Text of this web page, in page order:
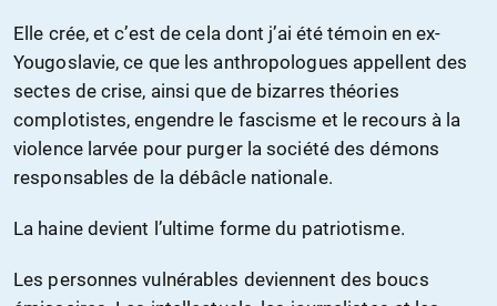
Elle crée, et c’est de cela dont j’ai été témoin en ex-
Yougoslavie, ce que les anthropologues appellent des
sectes de crise, ainsi que de bizarres théories
complotistes, engendre le fascisme et le recours à la
violence larvée pour purger la société des démons
responsables de la débâcle nationale.
La haine devient l’ultime forme du patriotisme.
Les personnes vulnérables deviennent des boucs